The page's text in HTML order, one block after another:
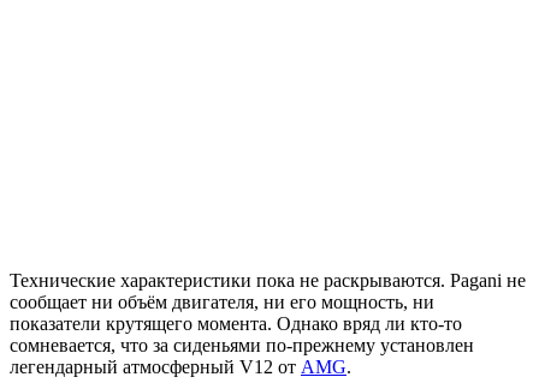
Технические характеристики пока не раскрываются. Pagani не
сообщает ни объём двигателя, ни его мощность, ни
показатели крутящего момента. Однако вряд ли кто-то
сомневается, что за сиденьями по-прежнему установлен
легендарный атмосферный V12 от AMG.